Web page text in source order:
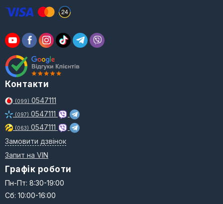
Контакти
(099) 0547111
(097) 0547111
(063) 0547111
Замовити дзвінок
Запит на VIN
Графік роботи
Пн-Пт: 8:30-19:00
Сб: 10:00-16:00